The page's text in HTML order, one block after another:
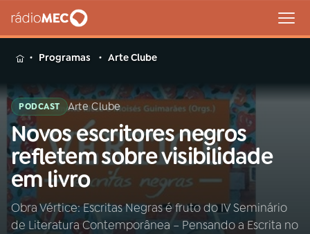
MENU
Buscar
na
Rádio
MEC
Buscar
Início AO VIVO
Programas Arte Clube
PODCAST Arte Clube
Novos escritores negros
refletem sobre visibilidade
em livro
Obra Vértice: Escritas Negras é fruto do IV Seminário
de Literatura Contemporânea – Pensando a Escrita no